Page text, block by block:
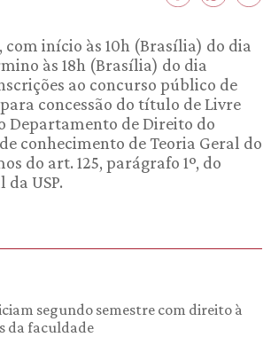
com início às 10h (Brasília) do dia
às 18h (Brasília) do dia
ao concurso público de
concessão do título de Livre
Departamento de Direito do
conhecimento de Teoria Geral do
do art. 125, parágrafo 1º, do
USP.
segundo semestre com direito à
da faculdade